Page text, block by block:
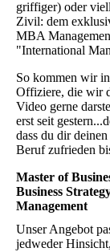
griffiger) oder
Zivil: dem
MBA
"International
So kommen wir
Offiziere, die wir
Video gerne
erst seit
dass du dir
Beruf zufrieden
Master of
Business
Management
Unser Angebot
jedweder